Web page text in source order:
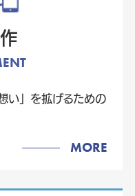
い」を拡げるための
MORE